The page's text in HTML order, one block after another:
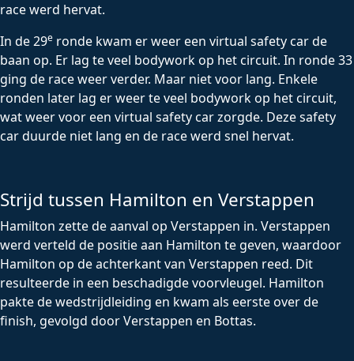
race werd hervat.
In de 29e ronde kwam er weer een virtual safety car de
baan op. Er lag te veel bodywork op het circuit. In ronde 33
ging de race weer verder. Maar niet voor lang. Enkele
ronden later lag er weer te veel bodywork op het circuit,
wat weer voor een virtual safety car zorgde. Deze safety
car duurde niet lang en de race werd snel hervat.
Strijd tussen Hamilton en Verstappen
Hamilton zette de aanval op Verstappen in. Verstappen
werd verteld de positie aan Hamilton te geven, waardoor
Hamilton op de achterkant van Verstappen reed. Dit
resulteerde in een beschadigde voorvleugel. Hamilton
pakte de wedstrijdleiding en kwam als eerste over de
finish, gevolgd door Verstappen en Bottas.